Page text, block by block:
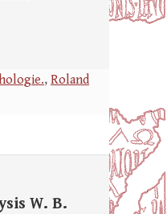
, Roland
W. B.